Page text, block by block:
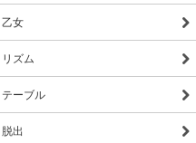
乙女
リズム
テーブル
脱出